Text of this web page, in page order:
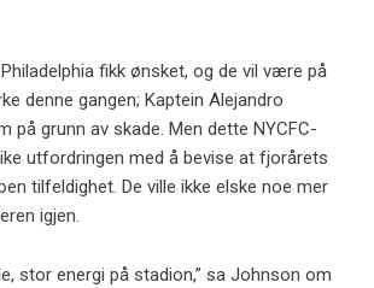
fikk ønsket, og de vil være på
denne gangen; Kaptein Alejandro
på grunn av skade. Men dette NYCFC-
utfordringen med å bevise at fjorårets
tilfeldighet. De ville ikke elske noe mer
igjen.
stor energi på stadion,” sa Johnson om